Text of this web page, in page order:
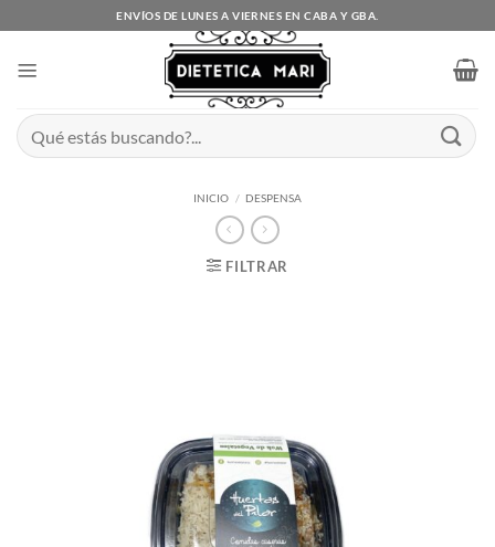
al
ENVÍOS DE LUNES A VIERNES EN CABA Y GBA.
Buscar
por:
INICIO / DESPENSA
FILTRAR